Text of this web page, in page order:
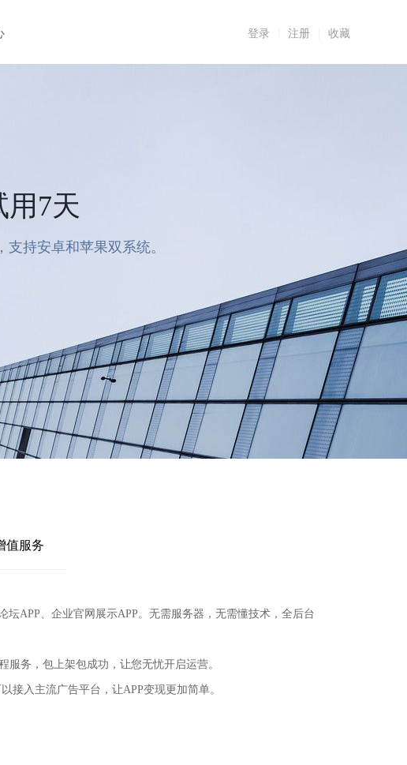
登录 注册 收藏
7天
持安卓和苹果双系统。
值服务
APP、企业官网展示APP。无需服务器，无需懂技术，全后台
务，包上架包成功，让您无忧开启运营。
入主流广告平台，让APP变现更加简单。